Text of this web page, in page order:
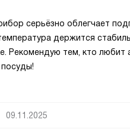
серьёзно облегчает
держится
Рекомендую тем, кто любит
09.11.2025